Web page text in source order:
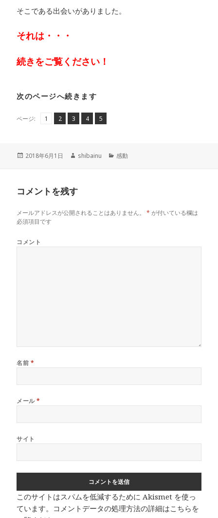
そこである出会いがありました。
それは・・・
続きをご覧ください！
次のページへ続きます
ページ:
ペ1 ,
ペ
2 ,
ペ
3 ,
ペ
4 ,
ペ
5
投
2018年6月1日
作
shibainu
カ
感動
コメントを残す
メールアドレスが公開されることはありません。 * が付いている欄は
必須項目です
コメント
名前 *
メール*
サイト
このサイトはスパムを低減するために Akismet を使っ
ています。 コメントデータの処理方法の詳細はこちらを